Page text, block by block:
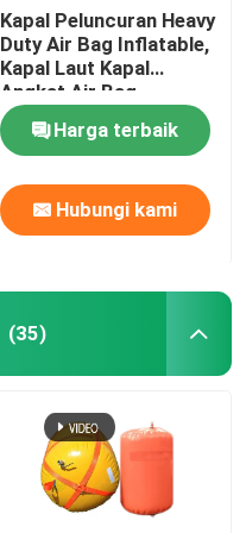
Kapal Peluncuran Heavy
Duty Air Bag Inflatable,
Kapal Laut Kapal
Angkat Air Bag
Harga terbaik
Hubungi kami
(35)